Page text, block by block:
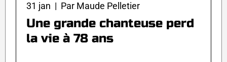
31 jan | Par Maude Pelletier
Une grande chanteuse perd
la vie à 78 ans